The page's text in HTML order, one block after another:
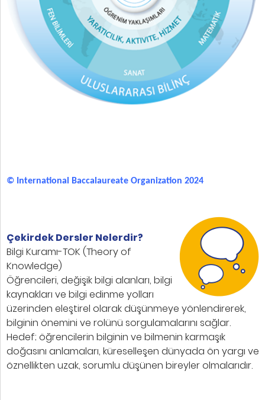
© International Baccalaureate Organization 2024
Çekirdek Dersler Nelerdir?
Bilgi Kuramı-TOK (Theory of
Knowledge)
Öğrencileri, değişik bilgi alanları, bilgi
kaynakları ve bilgi edinme yolları
üzerinden eleştirel olarak düşünmeye yönlendirerek,
bilginin önemini ve rolünü sorgulamalarını sağlar.
Hedef; öğrencilerin bilginin ve bilmenin karmaşık
doğasını anlamaları, küreselleşen dünyada ön yargı ve
öznellikten uzak, sorumlu düşünen bireyler olmalarıdır.